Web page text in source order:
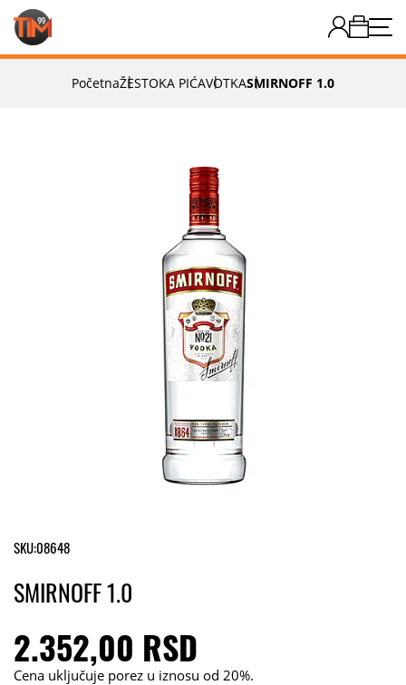
PočetnaŽESTOKA PIĆAVOTKASMIRNOFF 1.0
SKU:08648
SMIRNOFF 1.0
2.352,00 RSD
Cena uključuje porez u iznosu od 20%.